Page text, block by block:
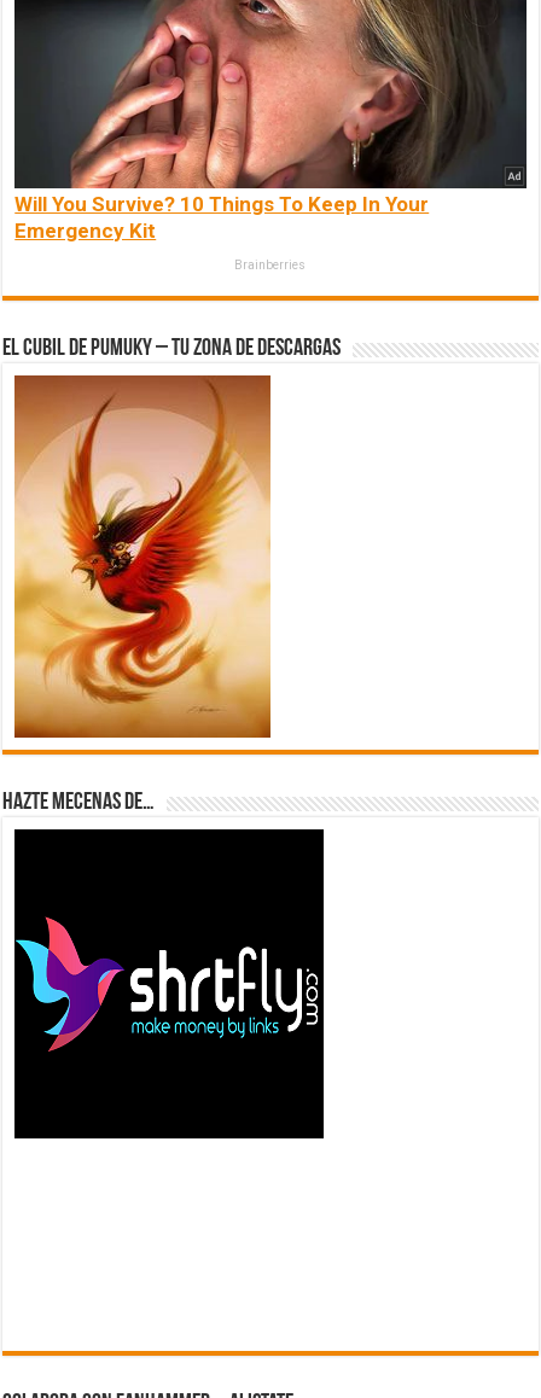
Will You Survive? 10 Things To Keep In Your
Emergency Kit
Brainberries
El Cubil de Pumuky – Tu zona de Descargas
Hazte Mecenas de…